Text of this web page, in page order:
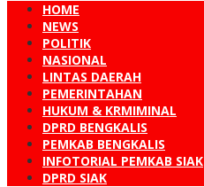
HOME
NEWS
POLITIK
NASIONAL
LINTAS DAERAH
PEMERINTAHAN
HUKUM & KRMIMINAL
DPRD BENGKALIS
PEMKAB BENGKALIS
INFOTORIAL PEMKAB SIAK
DPRD SIAK